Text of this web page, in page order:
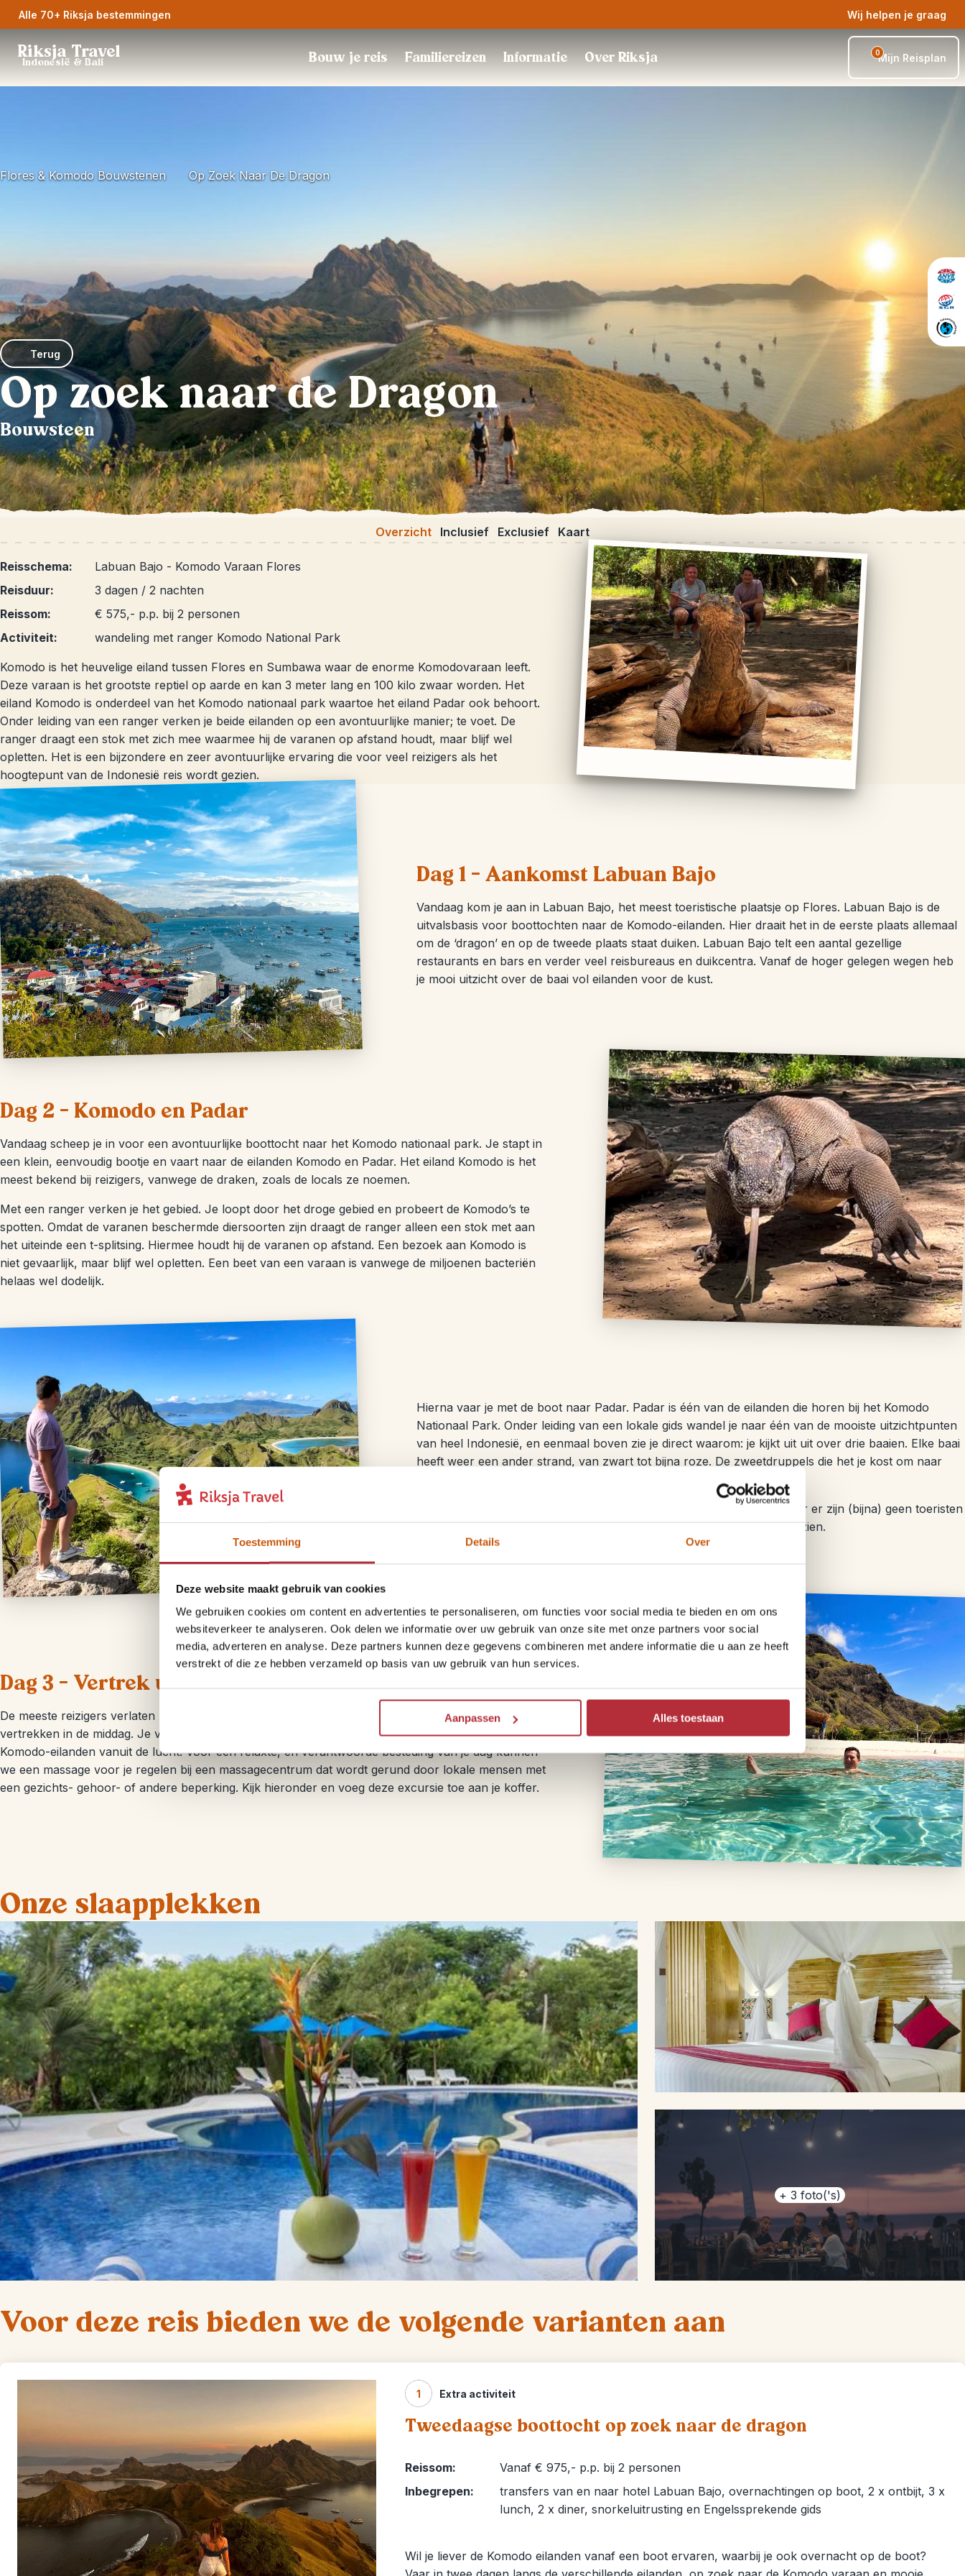
Toestemming Details Over
Deze website maakt gebruik van cookies
We gebruiken cookies om content en advertenties te personaliseren, om functies voor social media te bieden en om ons
websiteverkeer te analyseren. Ook delen we informatie over uw gebruik van onze site met onze partners voor social
media, adverteren en analyse. Deze partners kunnen deze gegevens combineren met andere informatie die u aan ze heeft
verstrekt of die ze hebben verzameld op basis van uw gebruik van hun services.
Aanpassen Alles toestaan
Alle 70+ Riksja bestemmingen Wij helpen je graag
Riksja Travel
Indonesië & Bali Bouw je reis Familiereizen Informatie Over Riksja 0Mijn Reisplan
Flores & Komodo Bouwstenen Op Zoek Naar De Dragon
Terug
Op zoek naar de Dragon
Bouwsteen
Overzicht Inclusief Exclusief Kaart
Reisschema:
Labuan Bajo - Komodo Varaan Flores
Reisduur:
3 dagen / 2 nachten
Reissom:
€ 575,- p.p. bij 2 personen
Activiteit:
wandeling met ranger Komodo National Park
Komodo is het heuvelige eiland tussen Flores en Sumbawa waar de enorme Komodovaraan leeft.
Deze varaan is het grootste reptiel op aarde en kan 3 meter lang en 100 kilo zwaar worden. Het
eiland Komodo is onderdeel van het Komodo nationaal park waartoe het eiland Padar ook behoort.
Onder leiding van een ranger verken je beide eilanden op een avontuurlijke manier; te voet. De
ranger draagt een stok met zich mee waarmee hij de varanen op afstand houdt, maar blijf wel
opletten. Het is een bijzondere en zeer avontuurlijke ervaring die voor veel reizigers als het
hoogtepunt van de Indonesië reis wordt gezien.
Dag 1 – Aankomst Labuan Bajo
Vandaag kom je aan in Labuan Bajo, het meest toeristische plaatsje op Flores. Labuan Bajo is de
uitvalsbasis voor boottochten naar de Komodo-eilanden. Hier draait het in de eerste plaats allemaal
om de ‘dragon’ en op de tweede plaats staat duiken. Labuan Bajo telt een aantal gezellige
restaurants en bars en verder veel reisbureaus en duikcentra. Vanaf de hoger gelegen wegen heb
je mooi uitzicht over de baai vol eilanden voor de kust.
Dag 2 – Komodo en Padar
Vandaag scheep je in voor een avontuurlijke boottocht naar het Komodo nationaal park. Je stapt in
een klein, eenvoudig bootje en vaart naar de eilanden Komodo en Padar. Het eiland Komodo is het
meest bekend bij reizigers, vanwege de draken, zoals de locals ze noemen.
Met een ranger verken je het gebied. Je loopt door het droge gebied en probeert de Komodo’s te
spotten. Omdat de varanen beschermde diersoorten zijn draagt de ranger alleen een stok met aan
het uiteinde een t-splitsing. Hiermee houdt hij de varanen op afstand. Een bezoek aan Komodo is
niet gevaarlijk, maar blijf wel opletten. Een beet van een varaan is vanwege de miljoenen bacteriën
helaas wel dodelijk.
Hierna vaar je met de boot naar Padar. Padar is één van de eilanden die horen bij het Komodo
Nationaal Park. Onder leiding van een lokale gids wandel je naar één van de mooiste uitzichtpunten
van heel Indonesië, en eenmaal boven zie je direct waarom: je kijkt uit uit over drie baaien. Elke baai
heeft weer een ander strand, van zwart tot bijna roze. De zweetdruppels die het je kost om naar
We kunnen helaas niet garanderen dat je een Komodovaraan ziet, maar er zijn (bijna) geen toeristen
die geen varaan gezien hebben. Ik heb zelf in totaal twaalf varanen gezien.
Dag 3 – Vertrek uit Labuan Bajo
De meeste reizigers verlaten na hun bezoek aan de Komodo-eilanden Flores. Vluchten naar
Bali
vertrekken in de middag. Je vliegt laag, dus houd je camera in de aanslag voor een shot van de
Komodo-eilanden vanuit de lucht. Voor een relaxte, en verantwoorde besteding van je dag kunnen
we een massage voor je regelen bij een massagecentrum dat wordt gerund door lokale mensen met
een gezichts- gehoor- of andere beperking. Kijk hieronder en voeg deze excursie toe aan je koffer.
Onze slaapplekken
+ 3 foto('s)
Voor deze reis bieden we de volgende varianten aan
1 Extra activiteit
Tweedaagse boottocht op zoek naar de dragon
Reissom:
Vanaf € 975,- p.p. bij 2 personen
Inbegrepen:
transfers van en naar hotel Labuan Bajo, overnachtingen op boot, 2 x ontbijt, 3 x
lunch, 2 x diner, snorkeluitrusting en Engelssprekende gids
Wil je liever de Komodo eilanden vanaf een boot ervaren, waarbij je ook overnacht op de boot?